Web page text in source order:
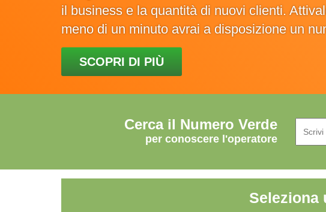
il business e la quantità di nuovi clienti.
meno di un minuto avrai a disposizione un
SCOPRI DI PIÙ
Cerca il Numero Verde
per conoscere l'operatore
Seleziona